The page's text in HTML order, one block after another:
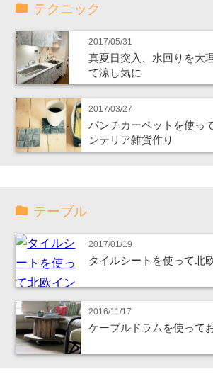
テクニック
2017/05/31
真夏日突入、水回りを大
て涼し気に
2017/03/27
パンチカーペットを使っ
ンテリア雑貨作り
テーブル
2017/01/19
タイルシートを使って北
2016/11/17
ケーブルドラムを使って